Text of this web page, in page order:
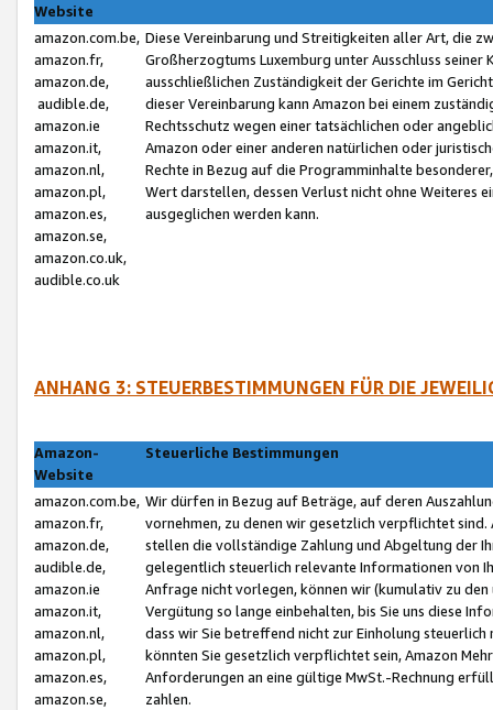
Website
amazon.com.be,
amazon.fr,
amazon.de,
audible.de,
amazon.ie
amazon.it,
amazon.nl,
amazon.pl,
amazon.es,
amazon.se,
amazon.co.uk,
audible.co.uk
Diese Vereinbarung und Streitigkeiten aller Art, die
Großherzogtums Luxemburg unter Ausschluss
ausschließlichen Zuständigkeit der Gerichte im
dieser Vereinbarung kann Amazon bei einem
Rechtsschutz wegen einer tatsächlichen oder
Amazon oder einer anderen natürlichen oder
Rechte in Bezug auf die Programminhalte
Wert darstellen, dessen Verlust nicht ohne Weiteres
ausgeglichen werden kann.
ANHANG 3: STEUERBESTIMMUNGEN FÜR DIE
Amazon-
Website
Steuerliche Bestimmungen
amazon.com.be,
amazon.fr,
amazon.de,
audible.de,
amazon.ie
amazon.it,
amazon.nl,
amazon.pl,
amazon.es,
amazon.se,
Wir dürfen in Bezug auf Beträge, auf deren
vornehmen, zu denen wir gesetzlich verpflichtet
stellen die vollständige Zahlung und Abgeltung der
gelegentlich steuerlich relevante Informationen von
Anfrage nicht vorlegen, können wir (kumulativ zu
Vergütung so lange einbehalten, bis Sie uns diese
dass wir Sie betreffend nicht zur Einholung
könnten Sie gesetzlich verpflichtet sein, Amazon
Anforderungen an eine gültige MwSt.-Rechnung
zahlen.